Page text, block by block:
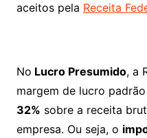
aceitos pela Receita
No Lucro Presumido, a
margem de lucro
32% sobre a receita
empresa. Ou seja, o